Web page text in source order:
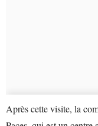
Après cette visite, la